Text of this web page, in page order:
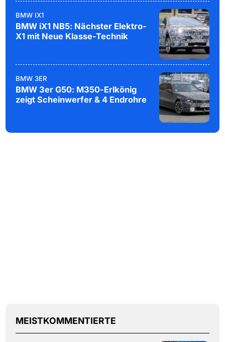
BMW IX1
BMW iX1 NB5: Nächster Elektro-
X1 mit Neue Klasse-Technik
BMW 3ER
BMW 3er G50: M350-Erlkönig
zeigt Scheinwerfer & 4 Endrohre
MEISTKOMMENTIERTE